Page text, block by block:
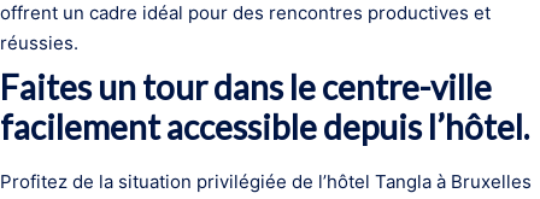
offrent un cadre idéal pour des rencontres productives et
réussies.
Faites un tour dans le centre-ville
facilement accessible depuis l’hôtel.
Profitez de la situation privilégiée de l’hôtel Tangla à Bruxelles